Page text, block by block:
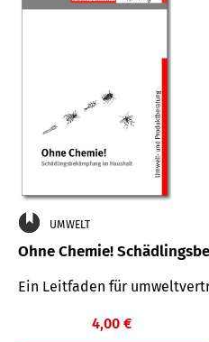
UMWELT
Ohne Chemie!
Ein Leitfaden für
4,00 €